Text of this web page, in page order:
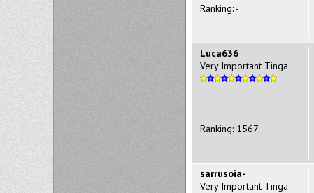
Ranking: -
Luca636
Very Important Tinga
Ranking: 1567
sarrusoia-
Very Important Tinga